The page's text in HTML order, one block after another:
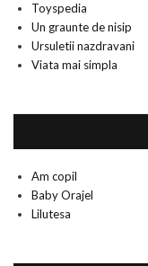
Toyspedia
Un graunte de nisip
Ursuletii nazdravani
Viata mai simpla
Am copil
Baby Orajel
Lilutesa